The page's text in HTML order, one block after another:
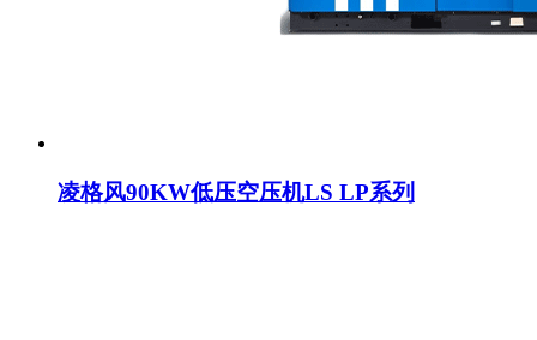
凌格风90KW低压空压机LS LP系列